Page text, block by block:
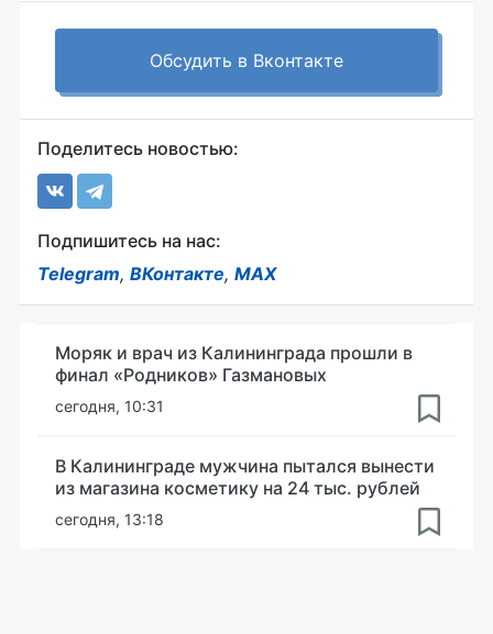
Обсудить в Вконтакте
Поделитесь новостью:
Подпишитесь на нас:
Telegram, ВКонтакте, MAX
Моряк и врач из Калининграда прошли в
финал «Родников» Газмановых
сегодня, 10:31
В Калининграде мужчина пытался вынести
из магазина косметику на 24 тыс. рублей
сегодня, 13:18